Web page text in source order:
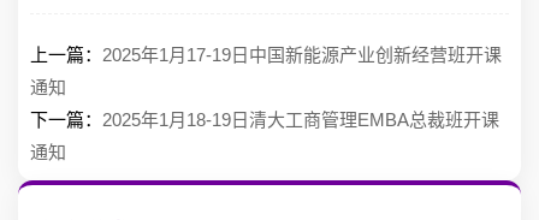
上一篇： 2025年1月17-19日中国新能源产业创新经营班开课
通知
下一篇： 2025年1月18-19日清大工商管理EMBA总裁班开课
通知